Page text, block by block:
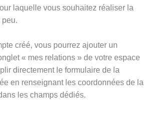
laquelle vous souhaitez réaliser la
peu.
créé, vous pourrez ajouter un
« mes relations » de votre espace
directement le formulaire de la
en renseignant les coordonnées de la
les champs dédiés.